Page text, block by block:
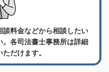
談料金などから相談したい
各司法書士事務所は詳細
だけます。